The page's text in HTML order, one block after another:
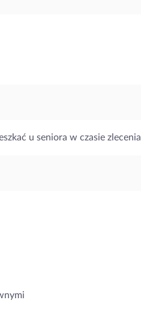
u seniora w czasie zlecenia